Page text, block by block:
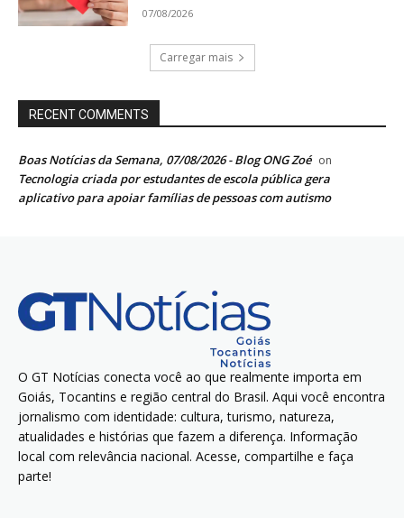
07/08/2026
Carregar mais
RECENT COMMENTS
Boas Notícias da Semana, 07/08/2026 - Blog ONG Zoé on
Tecnologia criada por estudantes de escola pública gera
aplicativo para apoiar famílias de pessoas com autismo
O GT Notícias conecta você ao que realmente importa em
Goiás, Tocantins e região central do Brasil. Aqui você encontra
jornalismo com identidade: cultura, turismo, natureza,
atualidades e histórias que fazem a diferença. Informação
local com relevância nacional. Acesse, compartilhe e faça
parte!